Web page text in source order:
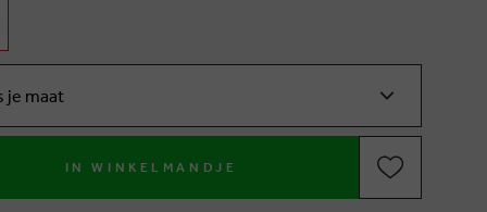
je maat
IN WINKELMANDJE